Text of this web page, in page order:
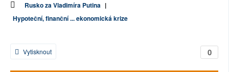
Rusko za Vladimíra Putina |
Hypoteční, finanční ... ekonomická krize
0
Vytisknout